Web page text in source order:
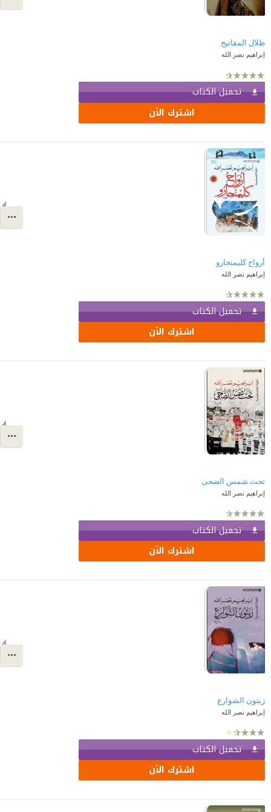
ظلال المفاتيح
إبراهيم نصر الله
تحميل الكتاب
اشترك الآن
أرواح كليمنجارو
إبراهيم نصر الله
تحميل الكتاب
اشترك الآن
تحت شمس الضحى
إبراهيم نصر الله
تحميل الكتاب
اشترك الآن
زيتون الشوارع
إبراهيم نصر الله
تحميل الكتاب
اشترك الآن